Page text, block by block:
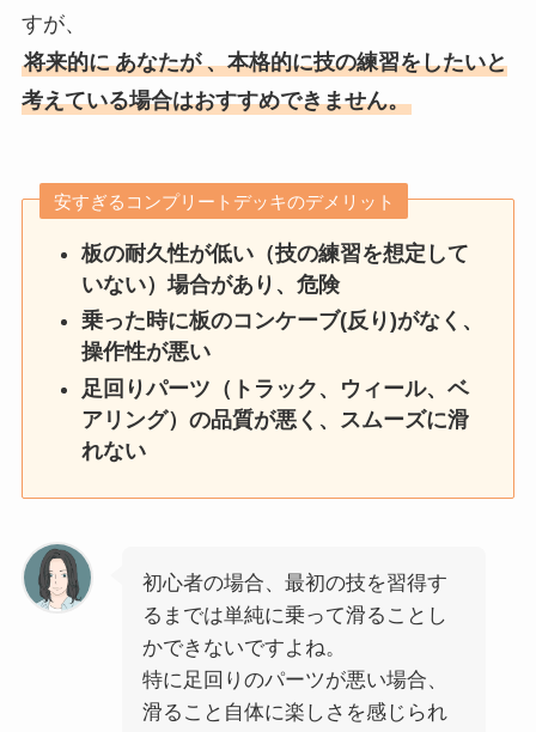
すが、
将来的に あなたが 、本格的に技の練習をしたいと
考えている場合はおすすめできません。
安すぎるコンプリートデッキのデメリット
板の耐久性が低い（技の練習を想定して
いない）場合があり、危険
乗った時に板のコンケーブ(反り)がなく、
操作性が悪い
足回りパーツ（トラック、ウィール、ベ
アリング）の品質が悪く、スムーズに滑
れない
初心者の場合、最初の技を習得す
るまでは単純に乗って滑ることし
かできないですよね。
特に足回りのパーツが悪い場合、
滑ること自体に楽しさを感じられ